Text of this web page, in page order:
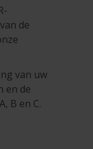
de
van uw
en de
B en C.